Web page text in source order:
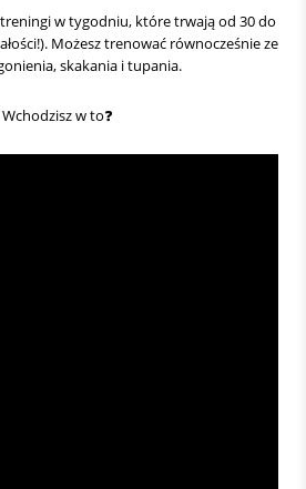
w tygodniu, które trwają od 30 do
Możesz trenować równocześnie ze
skakania i tupania.
Wchodzisz w to❓️